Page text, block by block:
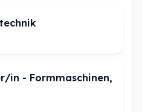
in - Formmaschinen,